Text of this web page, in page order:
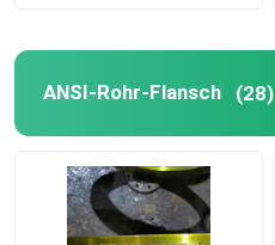
ANSI-Rohr-Flansch (28)